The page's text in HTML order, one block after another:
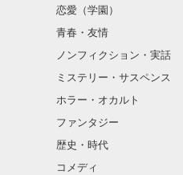
コイチゴと一緒に
人気作家目指しちゃお♪
恋愛（学園）
青春・友情
ノンフィクション・実話
ミステリー・サスペンス
ホラー・オカルト
ファンタジー
歴史・時代
コメディ